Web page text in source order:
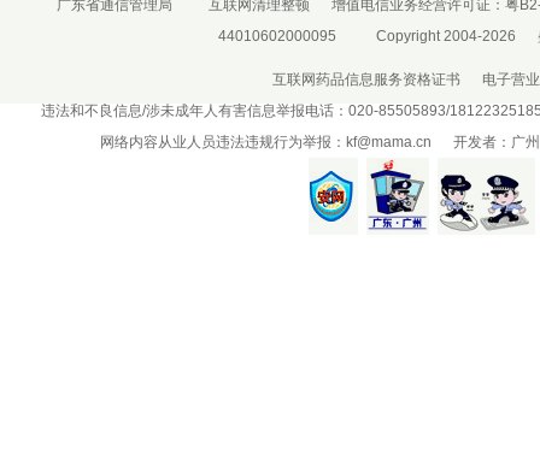
广东省通信管理局 互联网清理整顿 增值电信业务经营许可证： 粤
44010602000095
Copyright 2004-2026
互联网药品信息服务资格证书
电子营
违法和不良信息/涉未成年人有害信息举报电话：020-85505893/
网络内容从业人员违法违规行为举报： kf@mama.cn 开发者：广